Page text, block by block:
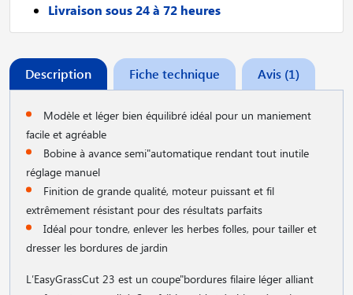
Livraison sous 24 à 72 heures
Description Fiche technique Avis (1)
Modèle et léger bien équilibré idéal pour un maniement
facile et agréable
Bobine à avance semi"automatique rendant tout inutile
réglage manuel
Finition de grande qualité, moteur puissant et fil
extrêmement résistant pour des résultats parfaits
Idéal pour tondre, enlever les herbes folles, pour tailler et
dresser les bordures de jardin
L′EasyGrassCut 23 est un coupe"bordures filaire léger alliant